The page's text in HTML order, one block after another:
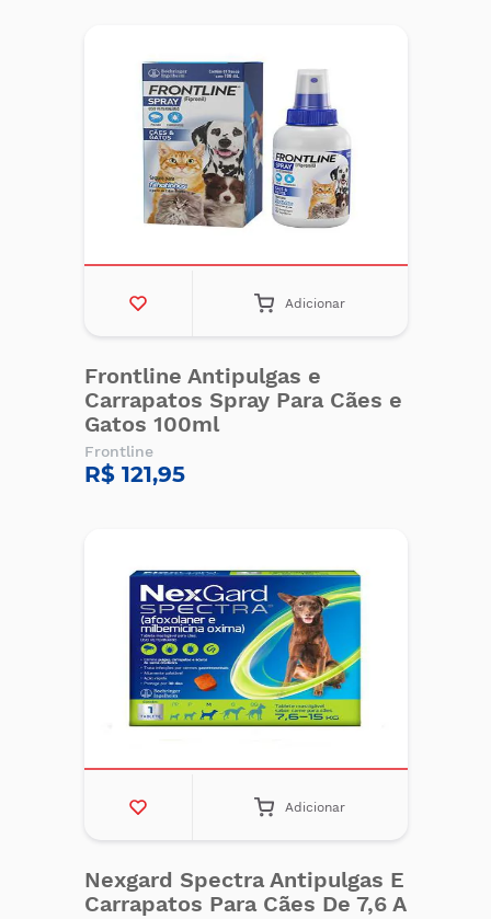
Adicionar
Frontline Antipulgas e
Carrapatos Spray Para Cães e
Gatos 100ml
Frontline
R$ 121,95
Adicionar
Nexgard Spectra Antipulgas E
Carrapatos Para Cães De 7,6 A